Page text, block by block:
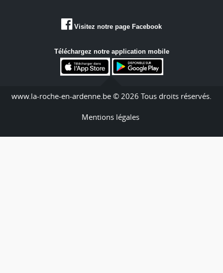
Visitez notre page Facebook
Téléchargez notre application mobile
www.la-roche-en-ardenne.be © 2026 Tous droits réservés.
Mentions légales